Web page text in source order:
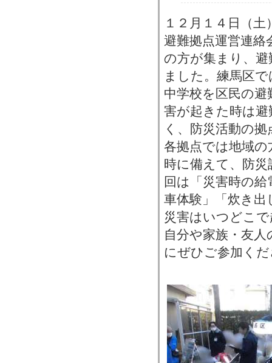
１２月１４日（土
避難拠点運営連絡
の方が集まり、
ました。練馬区
中学校を区民の
害が起きた時は
く、防災活動の
各拠点では地域
時に備えて、防
回は「災害時の
車体験」「炊き
災害はいつどこ
自分や家族・友
にぜひご参加く